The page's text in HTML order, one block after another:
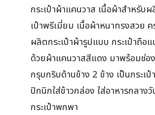
กระเป๋าผ้าแคนวาส เนื้อผ้าสำหรับ
เป๋าพรีเมี่ยม เนื้อผ้าหนาทรงสวย
ผลิตกระเป๋าผ้ารูปแบบ กระเป๋าถือ
ด้วยผ้าแคนวาสสีแดง มาพร้อมช่อ
กรุบกริบด้านข้าง 2 ข้าง เป็นกระเป๋
ปิกนิกใส่ข้าวกล่อง ใส่อาหารกลาง
กระเป๋าพกพา